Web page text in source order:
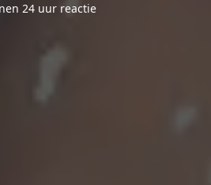
24 uur reactie